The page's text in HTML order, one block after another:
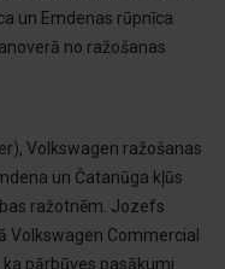
un Emdenas rūpnīca
no ražošanas
Volkswagen ražošanas
un Čatanūga kļūs
ražotnēm. Jozefs
Volkswagen Commercial
pārbūves pasākumi